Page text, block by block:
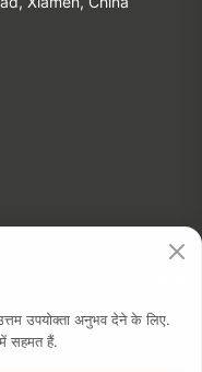
उपयोक्ता अनुभव देने के लिए.
सहमत हैं.